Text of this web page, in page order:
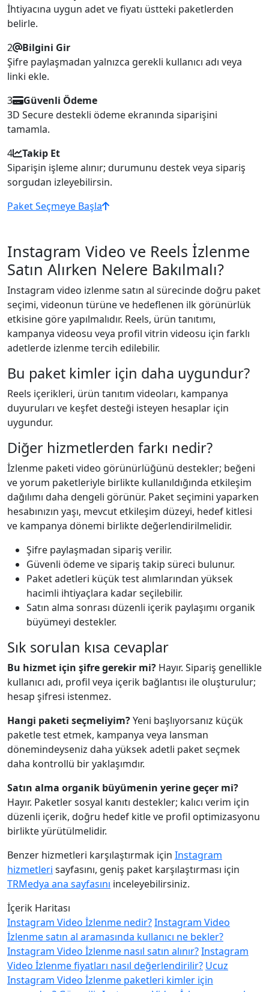
İhtiyacına uygun adet ve fiyatı üstteki paketlerden
belirle.
2
Bilgini Gir
Şifre paylaşmadan yalnızca gerekli kullanıcı adı veya
linki ekle.
3
Güvenli Ödeme
3D Secure destekli ödeme ekranında siparişini
tamamla.
4
Takip Et
Siparişin işleme alınır; durumunu destek veya sipariş
sorgudan izleyebilirsin.
Paket Seçmeye Başla
Instagram Video ve Reels İzlenme
Satın Alırken Nelere Bakılmalı?
Instagram video izlenme satın al sürecinde doğru paket
seçimi, videonun türüne ve hedeflenen ilk görünürlük
etkisine göre yapılmalıdır. Reels, ürün tanıtımı,
kampanya videosu veya profil vitrin videosu için farklı
adetlerde izlenme tercih edilebilir.
Bu paket kimler için daha uygundur?
Reels içerikleri, ürün tanıtım videoları, kampanya
duyuruları ve keşfet desteği isteyen hesaplar için
uygundur.
Diğer hizmetlerden farkı nedir?
İzlenme paketi video görünürlüğünü destekler; beğeni
ve yorum paketleriyle birlikte kullanıldığında etkileşim
dağılımı daha dengeli görünür. Paket seçimini yaparken
hesabınızın yaşı, mevcut etkileşim düzeyi, hedef kitlesi
ve kampanya dönemi birlikte değerlendirilmelidir.
Şifre paylaşmadan sipariş verilir.
Güvenli ödeme ve sipariş takip süreci bulunur.
Paket adetleri küçük test alımlarından yüksek
hacimli ihtiyaçlara kadar seçilebilir.
Satın alma sonrası düzenli içerik paylaşımı organik
büyümeyi destekler.
Sık sorulan kısa cevaplar
Bu hizmet için şifre gerekir mi? Hayır. Sipariş genellikle
kullanıcı adı, profil veya içerik bağlantısı ile oluşturulur;
hesap şifresi istenmez.
Hangi paketi seçmeliyim?Yeni başlıyorsanız küçük
paketle test etmek, kampanya veya lansman
dönemindeyseniz daha yüksek adetli paket seçmek
daha kontrollü bir yaklaşımdır.
Satın alma organik büyümenin yerine geçer mi?
Hayır. Paketler sosyal kanıtı destekler; kalıcı verim için
düzenli içerik, doğru hedef kitle ve profil optimizasyonu
birlikte yürütülmelidir.
Benzer hizmetleri karşılaştırmak için Instagram
hizmetleri sayfasını, geniş paket karşılaştırması için
TRMedya ana sayfasını inceleyebilirsiniz.
İçerik Haritası
Instagram Video İzlenme nedir?Instagram Video
İzlenme satın al aramasında kullanıcı ne bekler?
Instagram Video İzlenme nasıl satın alınır?Instagram
Video İzlenme fiyatları nasıl değerlendirilir? Ucuz
Instagram Video İzlenme paketleri kimler için